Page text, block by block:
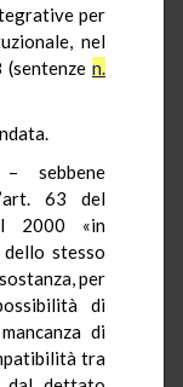
per
nel
n.
sebbene
63 del
2000 «in
stesso
per
di
di
tra